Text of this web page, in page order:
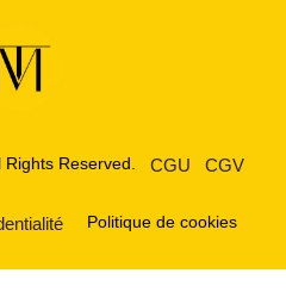
Rights Reserved. CGU CGV
Politique de cookies